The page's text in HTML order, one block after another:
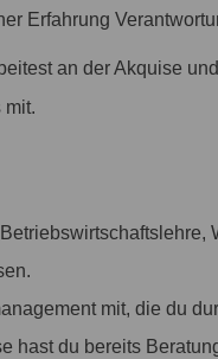
Erfahrung
an der Akquise
mit.
mit, die du
hast du bereits